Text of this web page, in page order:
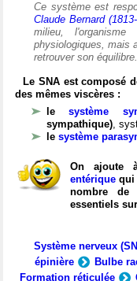
Ce système est
Claude Bernard
milieu,
physiologiques, mais
retrouver son équilibre.
Le SNA est composé
des mêmes viscères :
lesystème
sympathique),
le système
On ajoute
entérique qui
nombre
essentiels
Système nerveux
épinière
Bulbe
Formation réticulée